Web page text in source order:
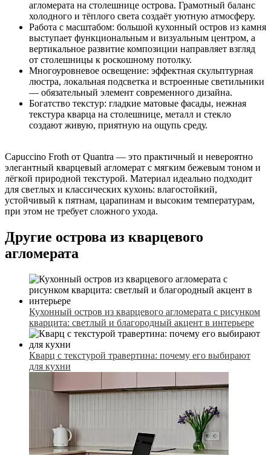
агломерата на столешнице острова. Грамотный баланс
холодного и тёплого света создаёт уютную атмосферу.
Работа с масштабом: большой кухонный остров из камня
выступает функциональным и визуальным центром, а
вертикальное развитие композиции направляет взгляд
от столешницы к роскошному потолку.
Многоуровневое освещение: эффектная скульптурная
люстра, локальная подсветка и встроенные светильники
— обязательный элемент современного дизайна.
Богатство текстур: гладкие матовые фасады, нежная
текстура кварца на столешнице, металл и стекло
создают живую, приятную на ощупь среду.
Capuccino Froth от Quantra — это практичный и невероятно
элегантный кварцевый агломерат с мягким бежевым тоном и
лёгкой природной текстурой. Материал идеально подходит
для светлых и классических кухонь: влагостойкий,
устойчивый к пятнам, царапинам и высоким температурам,
при этом не требует сложного ухода.
Другие острова из кварцевого
агломерата
Кухонный остров из кварцевого агломерата с рисунком
кварцита: светлый и благородный акцент в интерьере
Кварц с текстурой травертина: почему его выбирают
для кухни